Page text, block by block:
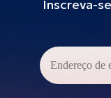
Inscreva-